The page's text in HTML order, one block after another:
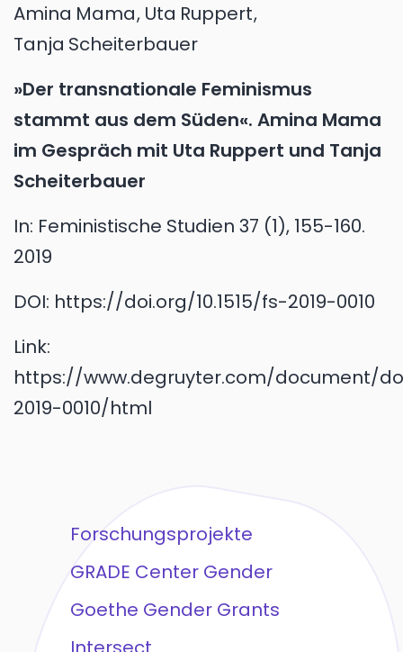
Amina Mama, Uta Ruppert,
Tanja Scheiterbauer
»Der transnationale Feminismus
stammt aus dem Süden«. Amina Mama
im Gespräch mit Uta Ruppert und Tanja
Scheiterbauer
In: Feministische Studien 37 (1), 155-160.
2019
DOI: https://doi.org/10.1515/fs-2019-0010
Link:
https://www.degruyter.com/document/
2019-0010/html
Forschungsprojekte
GRADE Center Gender
Goethe Gender Grants